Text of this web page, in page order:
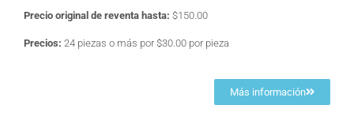
Precio original de reventa hasta: $150.00
Precios: 24 piezas o más por $30.00 por pieza
Más información